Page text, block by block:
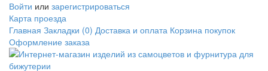
Войти или зарегистрироваться
Карта проезда
Главная Закладки (0) Доставка и оплата Корзина покупок
Оформление заказа